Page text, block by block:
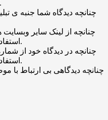
کاربران باشد تایید نخواهد شد.
استفاده کرده باشید تایید نخواهد شد.
استفاده کرده باشید تایید نخواهد شد.
چنانچه دیدگاهی بی ارتباط با